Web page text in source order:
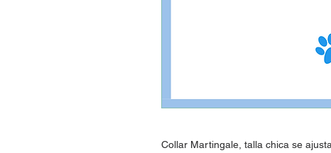
Collar Martingale, talla chica se